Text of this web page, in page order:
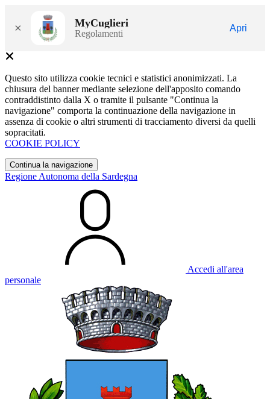
× MyCuglieri
Regolamenti
Apri
Questo sito utilizza cookie tecnici e statistici anonimizzati. La
chiusura del banner mediante selezione dell'apposito comando
contraddistinto dalla X o tramite il pulsante "Continua la
navigazione" comporta la continuazione della navigazione in
assenza di cookie o altri strumenti di tracciamento diversi da quelli
sopracitati.
COOKIE POLICY
Continua la navigazione
Regione Autonoma della Sardegna
Accedi all'area
personale